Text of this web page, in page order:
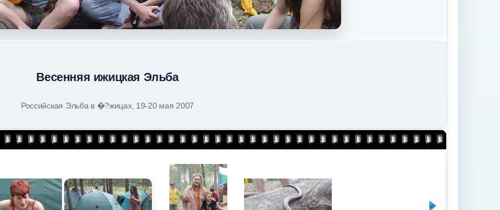
Весенняя ижицкая Эльба
Российская Эльба в �?жицах, 19-20 мая 2007